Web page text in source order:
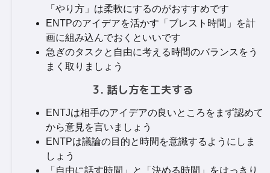
「やり方」は柔軟にするのがおすすめです
ENTPのアイデアを活かす「ブレスト時間」を計
画に組み込んでおくといいです
急ぎのタスクと自由に考える時間のバランスをう
まく取りましょう
3. 話し方を工夫する
ENTJは相手のアイデアの良いところをまず認めて
から意見を言いましょう
ENTPは議論の目的と時間を意識するようにしま
しょう
「自由に話す時間」と「決める時間」をはっきり